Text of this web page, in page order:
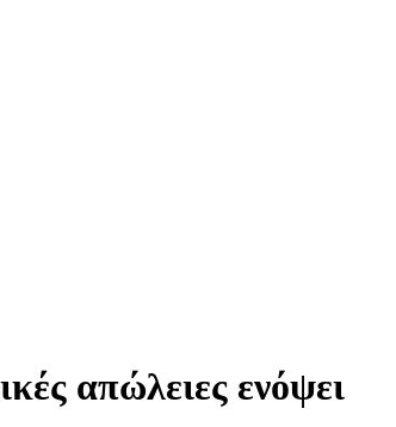
απώλειες ενόψει